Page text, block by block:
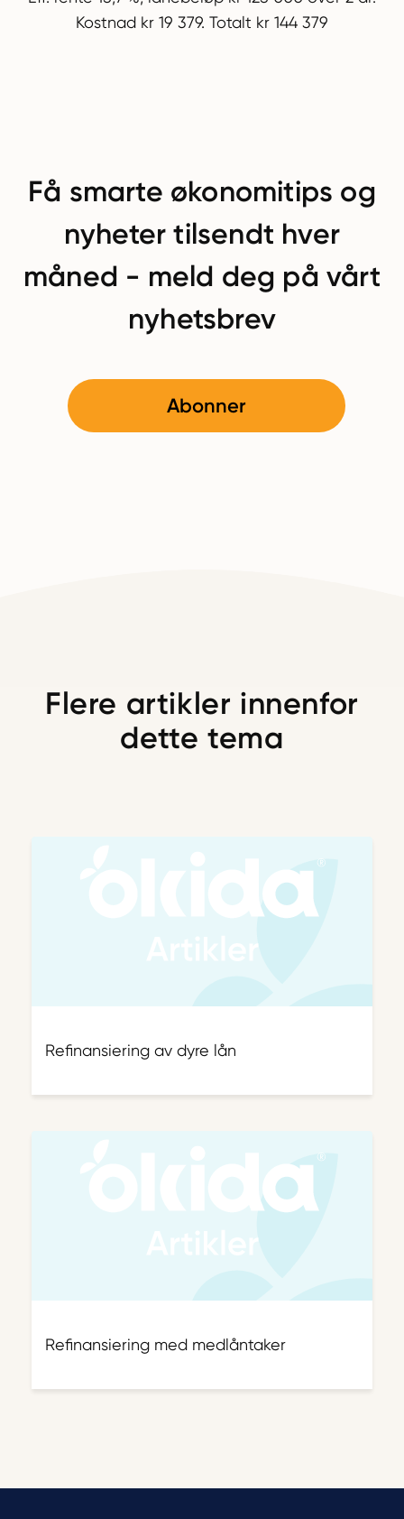
Kostnad kr 19 379. Totalt kr 144 379
Få smarte økonomitips og
nyheter tilsendt hver
måned - meld deg på vårt
nyhetsbrev
Abonner
Flere artikler innenfor
dette tema
Refinansiering av dyre lån
Refinansiering med medlåntaker